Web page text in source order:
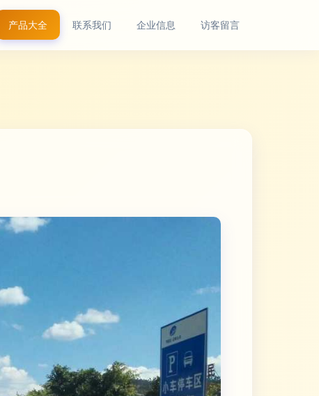
产品大全 联系我们 企业信息 访客留言